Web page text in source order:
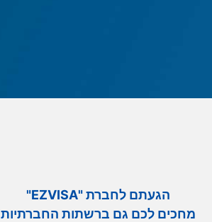
הגעתם לחברת "EZVISA"
מחכים לכם גם ברשתות החברתיות